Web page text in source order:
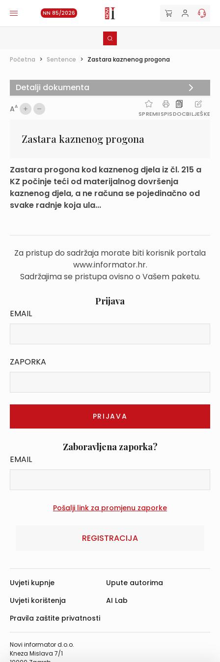
NN 85/2026
Početna > Sentence > Zastara kaznenog progona
AA
SPREMIISPISDOCBILJEŠKE
Zastara kaznenog progona
Zastara progona kod kaznenog djela iz čl. 215 a
KZ počinje teći od materijalnog dovršenja
kaznenog djela, a ne računa se pojedinačno od
svake radnje koja ula...
Za pristup do sadržaja morate biti korisnik portala
www.informator.hr.
Sadržajima se pristupa ovisno o Vašem paketu.
Prijava
EMAIL
ZAPORKA
Zaboravljena zaporka?
EMAIL
REGISTRACIJA
Detalji dokumenta
Novi informator d.o.o.
Kneza Mislava 7/1
Uvjeti kupnje
Uvjeti korištenja
Pravila zaštite privatnosti
Upute autorima
AI Lab